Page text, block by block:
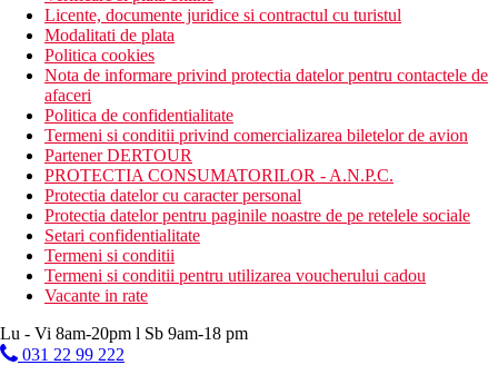
restaurant à la carte (italian, grecesc)
mai multe baruri
sala de conferinte
In gradina subtropicala
2 piscine (1 cu tobogan)
o piscina pentru copii
mai multe piscine comune langa camere
sezlonguri, umbrele si prosoape asigurate
baruri la piscina
Descrierea plajei
plaja cu nisip lata
lunga de 2 km
cu acces treptat direct de la hotel
sezlonguri si umbrele gratuite
Activitati sportive gratuite
4 terenuri de tenis (o ora pe zi, iluminat si echipament
Licente, documente juridice si contractul cu turistul
Modalitati de plata
Politica cookies
Nota de informare privind protectia datelor pentru contactele de
afaceri
Politica de confidentialitate
Termeni si conditii privind comercializarea biletelor de avion
Partener DERTOUR
PROTECTIA CONSUMATORILOR - A.N.P.C.
Protectia datelor cu caracter personal
Protectia datelor pentru paginile noastre de pe retelele sociale
Setari confidentialitate
Termeni si conditii
Termeni si conditii pentru utilizarea voucherului cadou
Vacante in rate
Lu - Vi 8am-20pm l Sb 9am-18 pm
031 22 99 222